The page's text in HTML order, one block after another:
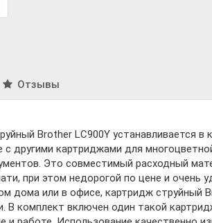
Отзывы
Brother LC900Y устанавливается
с другими картриджами для
Это совместимый расходный
при этом недорогой по цене и очень
дома или в офисе, картридж струйный
В комплект включен один такой